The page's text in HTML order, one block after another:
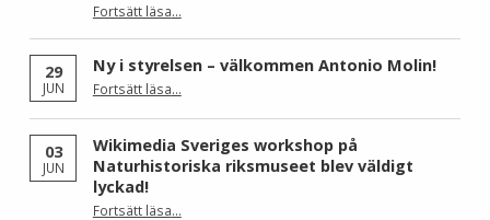
Fortsätt läsa“Wikimedia Sverige och Wikimedia Brasil får Sida-finansiering för att stärka civilsamhället kring fri kunskap”
…
29
JUN
Ny i styrelsen – välkommen Antonio Molin!
Fortsätt läsa“Ny i styrelsen – välkommen Antonio Molin!”
…
03
JUN
Wikimedia Sveriges workshop på
Naturhistoriska riksmuseet blev väldigt
lyckad!
Fortsätt läsa“Wikimedia Sveriges workshop på Naturhistoriska riksmuseet blev väldigt lyckad!”
…